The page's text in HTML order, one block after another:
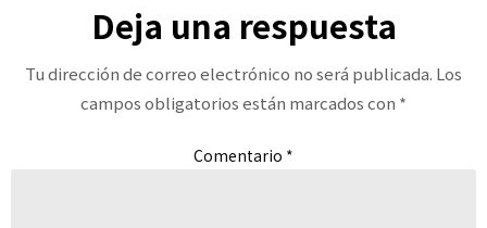
Deja una respuesta
Tu dirección de correo electrónico no será publicada. Los
campos obligatorios están marcados con *
Comentario *